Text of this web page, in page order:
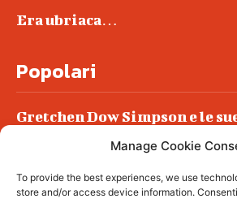
Manage Cookie
To provide the best experiences, we use
store and/or access device information.
Era ubriaca…
Popolari
Gretchen Dow Simpson e le
Podlech, il Cile lo ha